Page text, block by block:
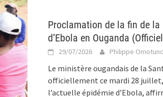
Proclamation de la fin de la
d’Ebola en Ouganda
29/07/2026 Philippe
Le ministère ougandais de la
officiellement ce mardi 28
l’actuelle épidémie d’Ebola,